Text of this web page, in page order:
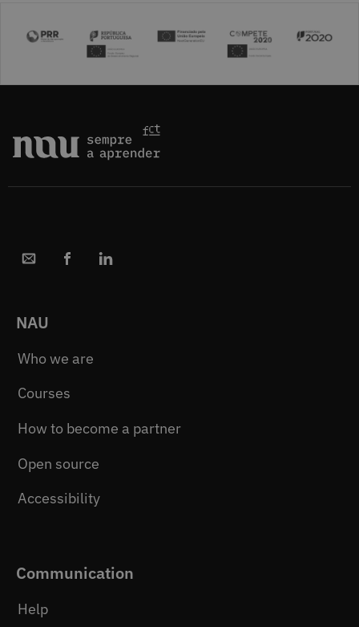
NAU
Who we are
Courses
How to become a partner
Open source
Accessibility
Communication
Help